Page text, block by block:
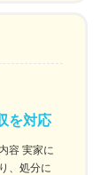
を対応
容 実家に
、処分に